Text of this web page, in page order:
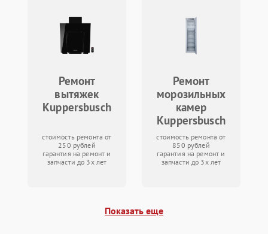
Ремонт
вытяжек
Kuppersbusch
стоимость ремонта от
250 рублей
гарантия на ремонт и
запчасти до 3х лет
Ремонт
морозильных
камер
Kuppersbusch
стоимость ремонта от
850 рублей
гарантия на ремонт и
запчасти до 3х лет
Показать еще